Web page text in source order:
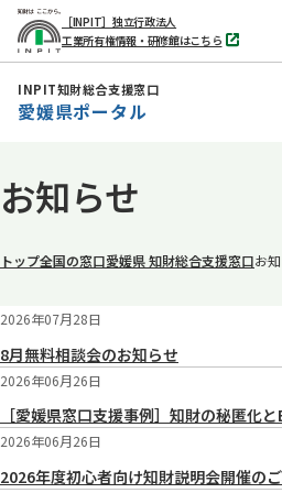
文
へ
［INPIT］独立行政法人
工業所有権情報・研修館はこちら
別
タ
INPIT知財総合支援窓口
愛媛県ポータル
お知らせ
トップ全国の窓口愛媛県 知財総合支援窓口お
2026年07月28日
8月無料相談会のお知らせ
2026年06月26日
［愛媛県窓口支援事例］知財の秘匿化
2026年06月26日
2026年度初心者向け知財説明会開催の